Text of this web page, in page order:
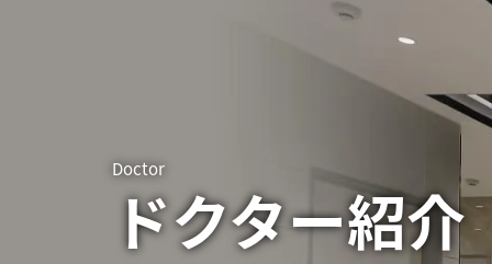
Doctor
ドクター紹介